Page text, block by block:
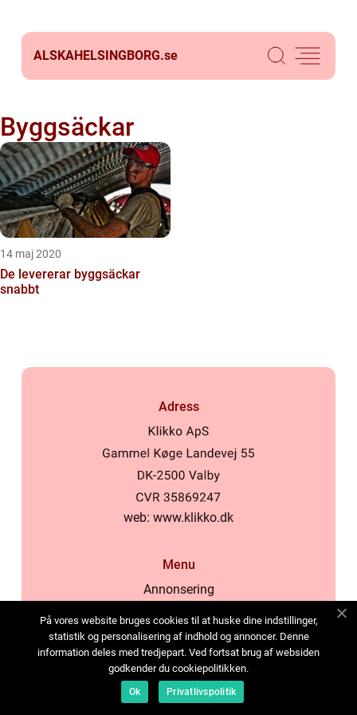
ALSKAHELSINGBORG.se
Byggsäckar
14 maj 2020
De levererar byggsäckar
snabbt
Adress
web: www.klikko.dk
Menu
Annonsering
Cookies
Kontakta oss
Sitemap
På vores website bruges cookies til at huske dine indstillinger,
statistik og personalisering af indhold og annoncer. Denne
information deles med tredjepart. Ved fortsat brug af websiden
godkender du cookiepolitikken.
Ok Privatlivspolitik